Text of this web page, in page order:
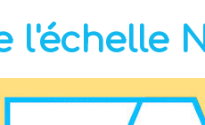
l'échelle